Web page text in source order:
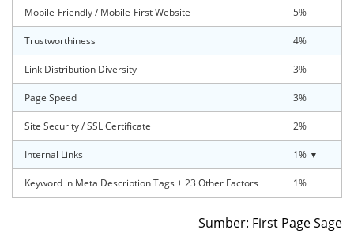
Mobile-Friendly / Mobile-First Website 5%
Trustworthiness 4%
Link Distribution Diversity 3%
Page Speed 3%
Site Security / SSL Certificate 2%
Internal Links 1% ▼
Keyword in Meta Description Tags + 23 Other Factors 1%
Sumber: First Page Sage